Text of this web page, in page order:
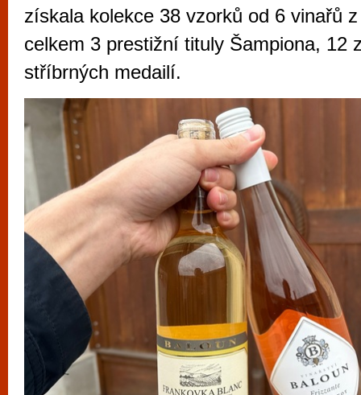
získala kolekce 38 vzorků od 6 vinařů
celkem 3 prestižní tituly Šampiona, 12
stříbrných medailí.
vyzkoušet různé kasinové hry. V
metropoli naleznete širokou nabídku her
po moderní automaty jak pro pravidelné
příležitostné hráče. V...